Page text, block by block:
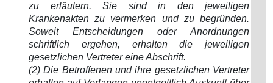
zu erläutern. Sie sind in den jeweiligen
Krankenakten zu vermerken und zu begründen.
Soweit Entscheidungen oder Anordnungen
schriftlich ergehen, erhalten die jeweiligen
gesetzlichen Vertreter eine Abschrift.
(2) Die Betroffenen und ihre gesetzlichen Vertreter